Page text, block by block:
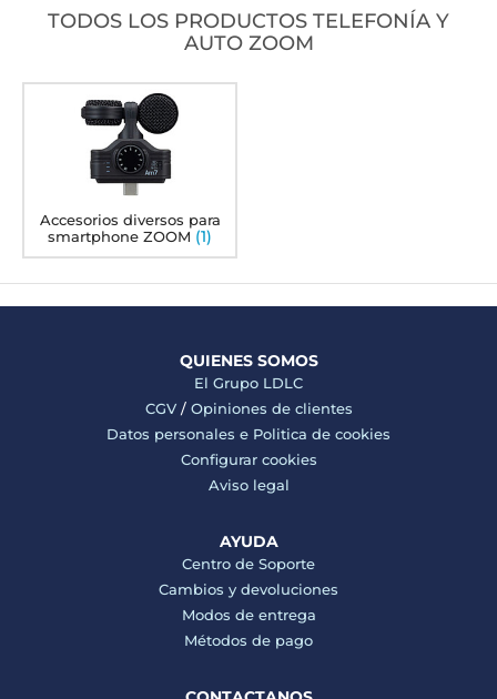
TODOS LOS PRODUCTOS TELEFONÍA Y
AUTO ZOOM
Accesorios diversos para
smartphone ZOOM (1)
QUIENES SOMOS
El Grupo LDLC
CGV/ Opiniones de clientes
Datos personales e Politica de cookies
Configurar cookies
Aviso legal
AYUDA
Centro de Soporte
Cambios y devoluciones
Modos de entrega
Métodos de pago